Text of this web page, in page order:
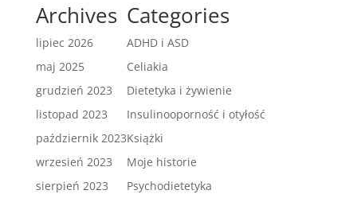
Archives
lipiec 2026
maj 2025
grudzień 2023
listopad 2023
październik 2023
wrzesień 2023
sierpień 2023
Categories
ADHD i ASD
Celiakia
Dietetyka i żywienie
Insulinooporność i otyłość
Książki
Moje historie
Psychodietetyka